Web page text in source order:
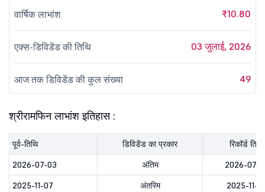
वार्षिक लाभांश ₹10.80
एक्स-डिविडेंड की तिथि 03 जुलाई, 2026
आज तक डिविडेंड की कुल संख्या 49
श्रीरामफिन लाभांश इतिहास :
पूर्व-तिथि डिविडेंड का प्रकार
रिकॉर्ड तिथि
2026-07-03
अंतिम
2026-07-
2025-11-07
अंतरिम
2025-11-